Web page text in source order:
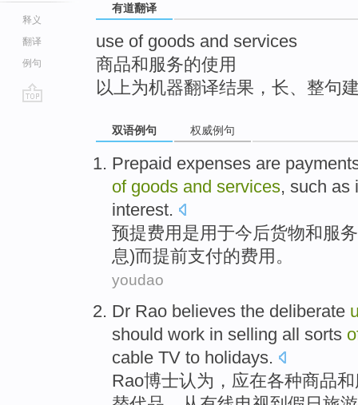
释义
翻译
例句
有道翻译
use of goods and services
商品和服务的使用
以上为机器翻译结果，长、整句
双语例句 权威例句
Prepaid expenses are
of goods and services, such as
interest.
预提费用 是用于今后货物和服务
息)而提前支付的费用。
youdao
Dr Rao believes the deliberate
should work in selling all sorts
cable TV to holidays.
Rao博士认为 ， 应在各种商品和